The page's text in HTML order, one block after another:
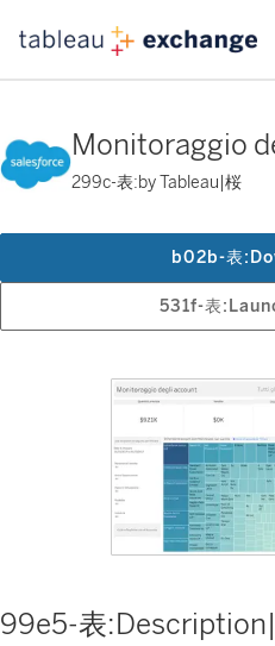
Monitoraggio
299c-表:by Tableau|桜
531f-表
b02b-表
99e5-表